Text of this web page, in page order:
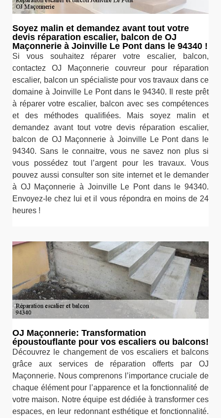
Soyez malin et demandez avant tout votre
devis réparation escalier, balcon de OJ
Maçonnerie à Joinville Le Pont dans le 94340 !
Si vous souhaitez réparer votre escalier, balcon,
contactez OJ Maçonnerie couvreur pour réparation
escalier, balcon un spécialiste pour vos travaux dans ce
domaine à Joinville Le Pont dans le 94340. Il reste prêt
à réparer votre escalier, balcon avec ses compétences
et des méthodes qualifiées. Mais soyez malin et
demandez avant tout votre devis réparation escalier,
balcon de OJ Maçonnerie à Joinville Le Pont dans le
94340. Sans le connaitre, vous ne savez non plus si
vous possédez tout l’argent pour les travaux. Vous
pouvez aussi consulter son site internet et le demander
à OJ Maçonnerie à Joinville Le Pont dans le 94340.
Envoyez-le chez lui et il vous répondra en moins de 24
heures !
OJ Maçonnerie: Transformation
époustouflante pour vos escaliers ou balcons!
Découvrez le changement de vos escaliers et balcons
grâce aux services de réparation offerts par OJ
Maçonnerie. Nous comprenons l’importance cruciale de
chaque élément pour l’apparence et la fonctionnalité de
votre maison. Notre équipe est dédiée à transformer ces
espaces, en leur redonnant esthétique et fonctionnalité.